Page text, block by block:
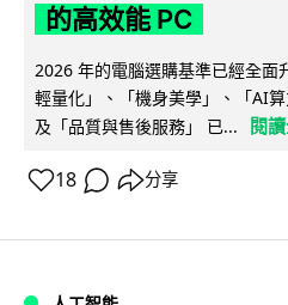
的高效能 PC
2026 年的電腦選購基準已經全面
輕量化」、「機身美學」、「AI
及「品質與售後服務」 已...
閱
18 分享